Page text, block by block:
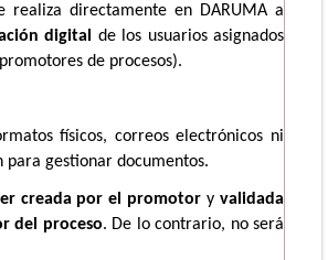
realiza directamente en DARUMA a
digital
de los usuarios asignados
de procesos).
físicos, correos electrónicos ni
para gestionar documentos.
creada por el promotor yvalidada
del proceso. De lo contrario, no será